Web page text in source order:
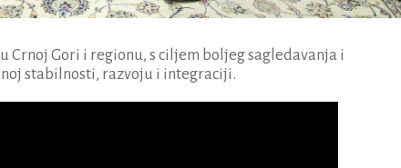
Crnoj Gori i regionu, s ciljem boljeg sagledavanja i
stabilnosti, razvoju i integraciji.